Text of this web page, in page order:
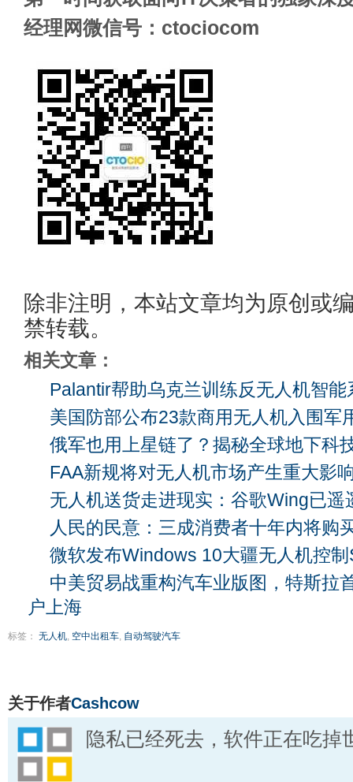
经理网微信号：ctociocom
除非注明，本站文章均为原创或
禁转载。
相关文章：
Palantir帮助乌克兰训练反无人机智能
美国防部公布23款商用无人机入围军
俄军也用上星链了？揭秘全球地下科
FAA新规将对无人机市场产生重大影
无人机送货走进现实：谷歌Wing已遥
人民的民意：三成消费者十年内将购
微软发布Windows 10大疆无人机控
中美贸易战重构汽车业版图，特斯拉
户上海
标签： 无人机, 空中出租车, 自动驾驶汽车
关于作者Cashcow
隐私已经死去，软件正在吃掉